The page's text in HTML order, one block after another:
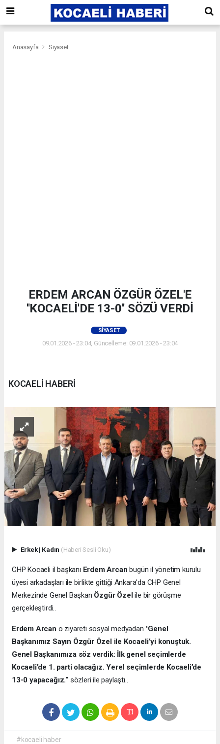
Anasayfa Siyaset
ERDEM ARCAN ÖZGÜR ÖZEL'E
''KOCAELİ'DE 13-0'' SÖZÜ VERDİ
SIYASET
09.01.2026 - 23:04, Güncelleme: 09.01.2026 - 23:04
KOCAELİ HABERİ
Erkek| Kadın (Haberi Sesli Oku)
CHP Kocaeli il başkanı Erdem Arcanbugün il yönetim kurulu
üyesi arkadaşları ile birlikte gittiği Ankara'da CHP Genel
Merkezinde Genel Başkan Özgür Özelile bir görüşme
gerçekleştirdi..
Erdem Arcan o ziyareti sosyal medyadan "Genel
Başkanımız Sayın Özgür Özel ile Kocaeli’yi konuştuk.
Genel Başkanımıza söz verdik: İlk genel seçimlerde
Kocaeli’de 1. parti olacağız. Yerel seçimlerde Kocaeli’de
13-0 yapacağız." sözleri ile paylaştı..
#kocaeli haber